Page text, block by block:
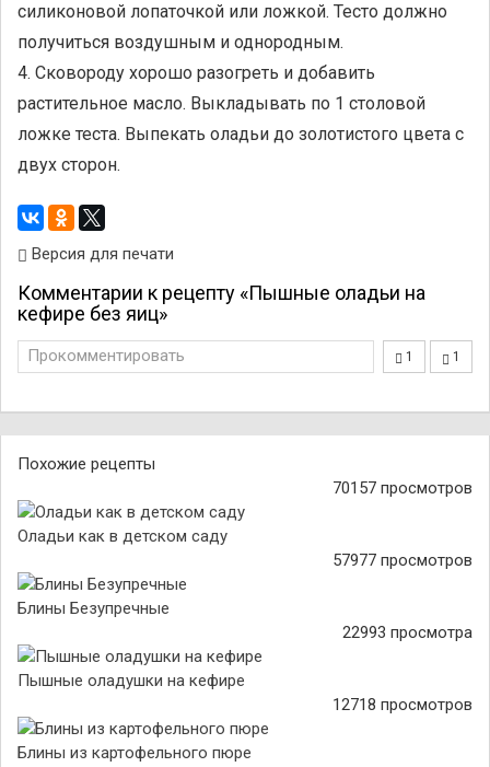
силиконовой лопаточкой или ложкой. Тесто должно
получиться воздушным и однородным.
4. Сковороду хорошо разогреть и добавить
растительное масло. Выкладывать по 1 столовой
ложке теста. Выпекать оладьи до золотистого цвета с
двух сторон.
Версия для печати
Комментарии к рецепту «Пышные оладьи на
кефире без яиц»
1 1
Прокомментировать
Похожие рецепты
70157 просмотров
Оладьи как в детском саду
57977 просмотров
Блины Безупречные
22993 просмотра
Пышные оладушки на кефире
12718 просмотров
Блины из картофельного пюре